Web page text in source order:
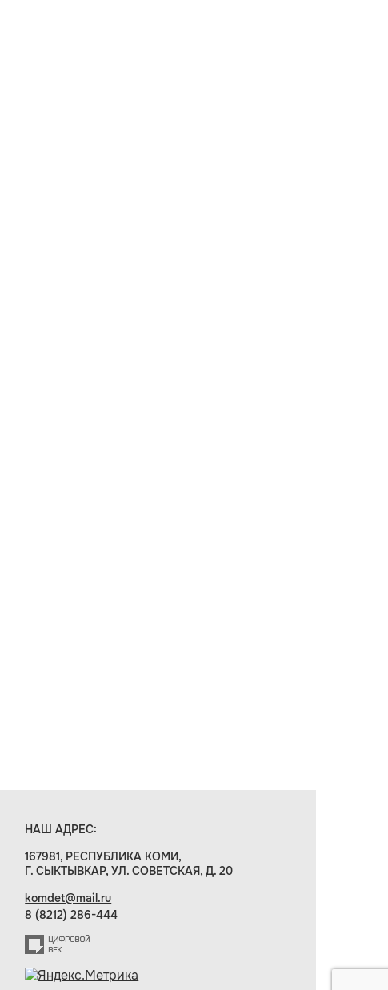
НАШ АДРЕС:
167981, РЕСПУБЛИКА КОМИ,
Г. СЫКТЫВКАР, УЛ. СОВЕТСКАЯ, Д. 20
komdet@mail.ru
8 (8212) 286-444